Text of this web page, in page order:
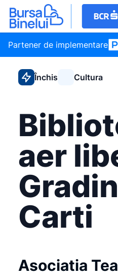
Partener de implementare
Închis Cultura
aer
Carti
Asociatia